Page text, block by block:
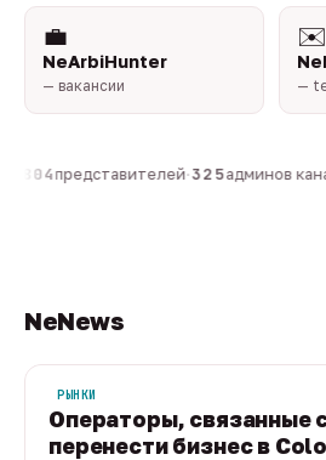
💼
NeArbiHunter
— вакансии
✉️
—
804представителей·325админов
NeNews
РЫНКИ
Операторы, связанные
перенести бизнес в